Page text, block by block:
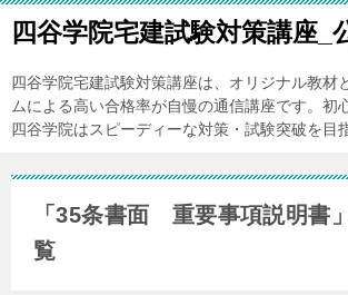
四谷学院宅建試験対策講座_
四谷学院宅建試験対策講座は、オリジナル教材
ムによる高い合格率が自慢の通信講座です。初
四谷学院はスピーディーな対策・試験突破を目
「35条書面 重要事項説明書
覧